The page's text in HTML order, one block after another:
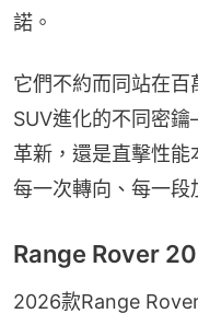
諾。
它們不約而同站在
SUV進化的不同密
革新，還是直擊性
每一次轉向、每一段
Range Rover
2026款Range